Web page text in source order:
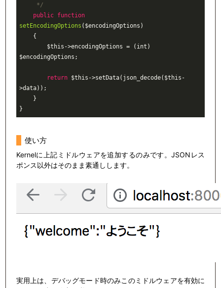
     */
public function
setEncodingOptions ($encodingOptions)
{
$encodingOptions;
return $this->setData(json_decode($this-
>data));
使い方
Kernelに上記ミドルウェアを追加するのみです。JSONレス
ポンス以外はそのまま素通しします。
実用上は、デバッグモード時のみこのミドルウェアを有効に